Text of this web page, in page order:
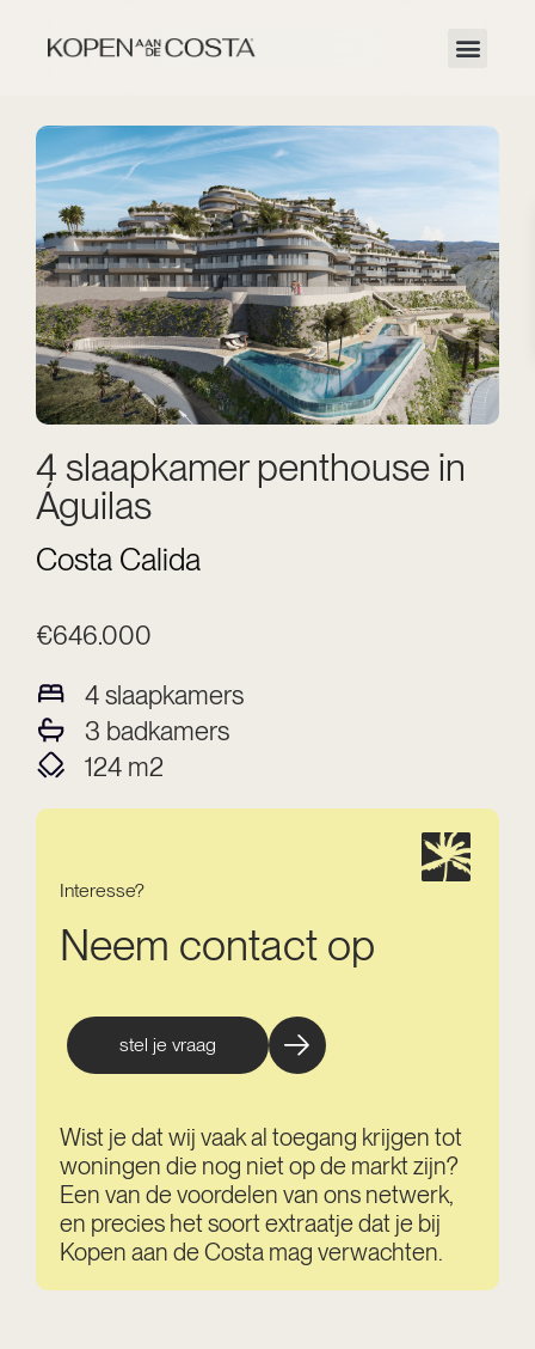
4 slaapkamer penthouse in
Águilas
Costa Calida
€646.000
4slaapkamers
3 badkamers
124 m2
Interesse?
Neem contact op
stel je vraag
Wist je dat wij vaak al toegang krijgen tot
woningen die nog niet op de markt zijn?
Een van de voordelen van ons netwerk,
en precies het soort extraatje dat je bij
Kopen aan de Costa mag verwachten.